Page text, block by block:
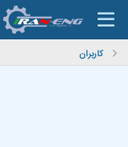
کاربران